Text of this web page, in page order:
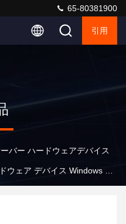
65-80381900
引用
バー ハードウェアデバイス
ウェア デバイス Windows &